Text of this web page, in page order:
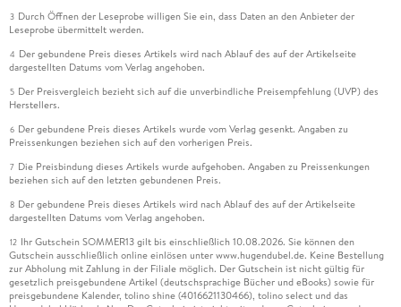
3 Durch Öffnen der Leseprobe willigen Sie ein, dass Daten an den Anbieter der
Leseprobe übermittelt werden.
4 Der gebundene Preis dieses Artikels wird nach Ablauf des auf der Artikelseite
dargestellten Datums vom Verlag angehoben.
5 Der Preisvergleich bezieht sich auf die unverbindliche Preisempfehlung (UVP) des
Herstellers.
6 Der gebundene Preis dieses Artikels wurde vom Verlag gesenkt. Angaben zu
Preissenkungen beziehen sich auf den vorherigen Preis.
7 Die Preisbindung dieses Artikels wurde aufgehoben. Angaben zu Preissenkungen
beziehen sich auf den letzten gebundenen Preis.
8 Der gebundene Preis dieses Artikels wird nach Ablauf des auf der Artikelseite
dargestellten Datums vom Verlag angehoben.
12 Ihr Gutschein SOMMER13 gilt bis einschließlich 10.08.2026. Sie können den
Gutschein ausschließlich online einlösen unter www.hugendubel.de. Keine Bestellung
zur Abholung mit Zahlung in der Filiale möglich. Der Gutschein ist nicht gültig für
gesetzlich preisgebundene Artikel (deutschsprachige Bücher und eBooks) sowie für
preisgebundene Kalender, tolino shine (4016621130466), tolino select und das